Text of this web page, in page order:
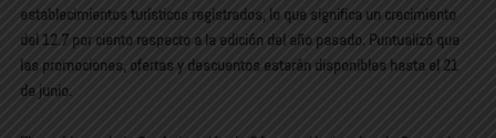
establecimientos turísticos registrados, lo que significa un crecimiento
del 12.7 por ciento respecto a la edición del año pasado. Puntualizó que
las promociones, ofertas y descuentos estarán disponibles hasta el 21
de junio.